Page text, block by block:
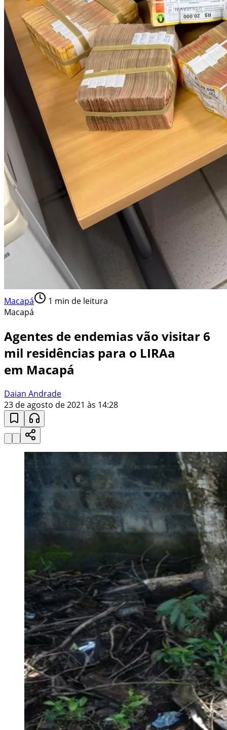
Macapá 1 min de leitura
Macapá
Agentes de endemias vão visitar 6
mil residências para o LIRAa
em Macapá
Daian Andrade
23 de agosto de 2021 às 14:28